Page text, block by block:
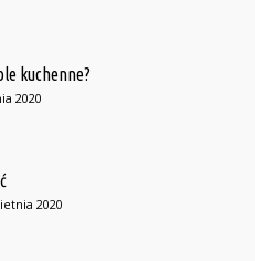
kuchenne?
2020
2020